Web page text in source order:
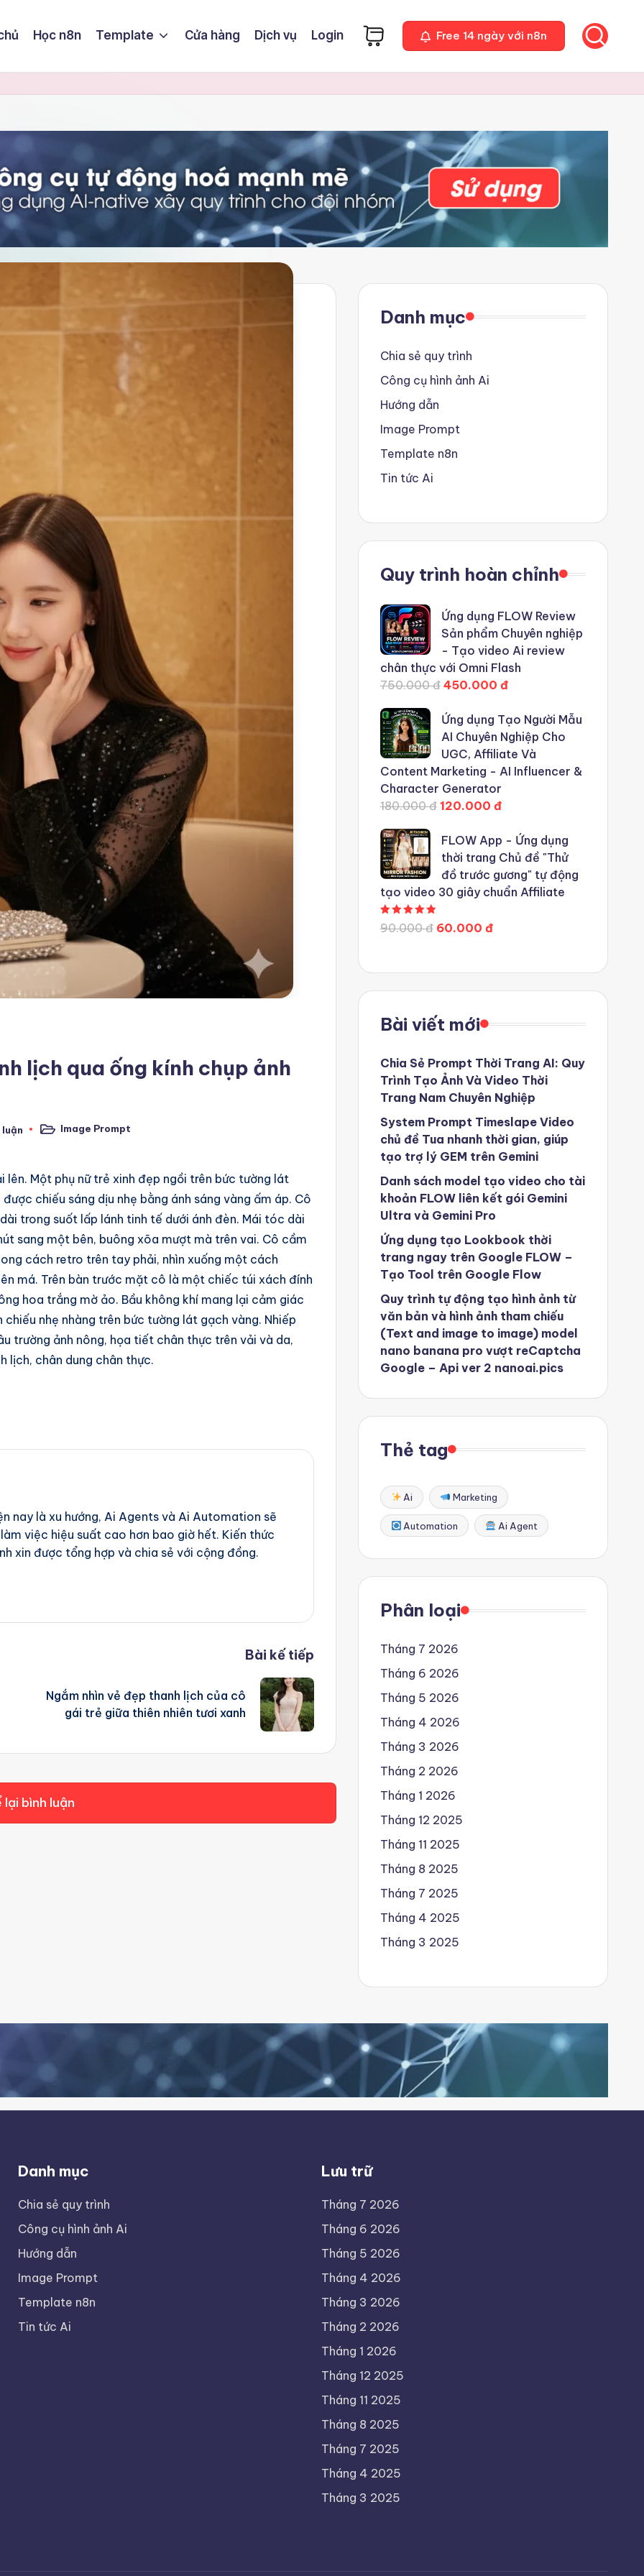
Học n8n Template Cửa hàng Dịch vụ Login Free 14 ngày với n8n
lịch qua ống kính chụp ảnh
luận
PostedImage Prompt
Một phụ nữ trẻ xinh đẹp ngồi trên bức tường lát
chiếu sáng dịu nhẹ bằng ánh sáng vàng ấm áp. Cô
trong suốt lấp lánh tinh tế dưới ánh đèn. Mái tóc dài
sang một bên, buông xõa mượt mà trên vai. Cô cầm
cách retro trên tay phải, nhìn xuống một cách
má. Trên bàn trước mặt cô là một chiếc túi xách đính
hoa trắng mờ ảo. Bầu không khí mang lại cảm giác
nhẹ nhàng trên bức tường lát gạch vàng. Nhiếp
trường ảnh nông, họa tiết chân thực trên vải và da,
lịch, chân dung chân thực.
nay là xu hướng, Ai Agents và Ai Automation sẽ
việc hiệu suất cao hơn bao giờ hết. Kiến thức
xin được tổng hợp và chia sẻ với cộng đồng.
Bài kế tiếp
Ngắm nhìn vẻ đẹp thanh lịch của cô
gái trẻ giữa thiên nhiên tươi xanh
bình luận
Danh mục
Chia sẻ quy trình
Công cụ hình ảnh Ai
Hướng dẫn
Image Prompt
Template n8n
Tin tức Ai
Quy trình hoàn chỉnh
Ứng dụng FLOW Review
Sản phẩm Chuyên nghiệp
- Tạo video Ai review
chân thực với Omni Flash
750.000 đ 450.000 đ
Ứng dụng Tạo Người Mẫu
AI Chuyên Nghiệp Cho
UGC, Affiliate Và
Content Marketing - AI Influencer &
Character Generator
180.000 đ 120.000 đ
FLOW App - Ứng dụng
thời trang Chủ đề "Thử
đồ trước gương" tự động
tạo video 30 giây chuẩn Affiliate
90.000 đ 60.000 đ
Bài viết mới
Chia Sẻ Prompt Thời Trang AI: Quy
Trình Tạo Ảnh Và Video Thời
Trang Nam Chuyên Nghiệp
System Prompt Timeslape Video
chủ đề Tua nhanh thời gian, giúp
tạo trợ lý GEM trên Gemini
Danh sách model tạo video cho tài
khoản FLOW liên kết gói Gemini
Ultra và Gemini Pro
Ứng dụng tạo Lookbook thời
trang ngay trên Google FLOW –
Tạo Tool trên Google Flow
Quy trình tự động tạo hình ảnh từ
văn bản và hình ảnh tham chiếu
(Text and image to image) model
nano banana pro vượt reCaptcha
Google – Api ver 2 nanoai.pics
Thẻ tag
Ai Marketing
Automation Ai Agent
Phân loại
Tháng 7 2026
Tháng 6 2026
Tháng 5 2026
Tháng 4 2026
Tháng 3 2026
Tháng 2 2026
Tháng 1 2026
Tháng 12 2025
Tháng 11 2025
Tháng 8 2025
Tháng 7 2025
Tháng 4 2025
Tháng 3 2025
Danh mục
Chia sẻ quy trình
Công cụ hình ảnh Ai
Hướng dẫn
Image Prompt
Template n8n
Tin tức Ai
Lưu trữ
Tháng 7 2026
Tháng 6 2026
Tháng 5 2026
Tháng 4 2026
Tháng 3 2026
Tháng 2 2026
Tháng 1 2026
Tháng 12 2025
Tháng 11 2025
Tháng 8 2025
Tháng 7 2025
Tháng 4 2025
Tháng 3 2025